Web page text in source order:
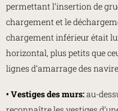
permettant l’insertion de
chargement et le
chargement inférieur était
horizontal, plus petits que
lignes d’amarrage des
• Vestiges des murs:au-